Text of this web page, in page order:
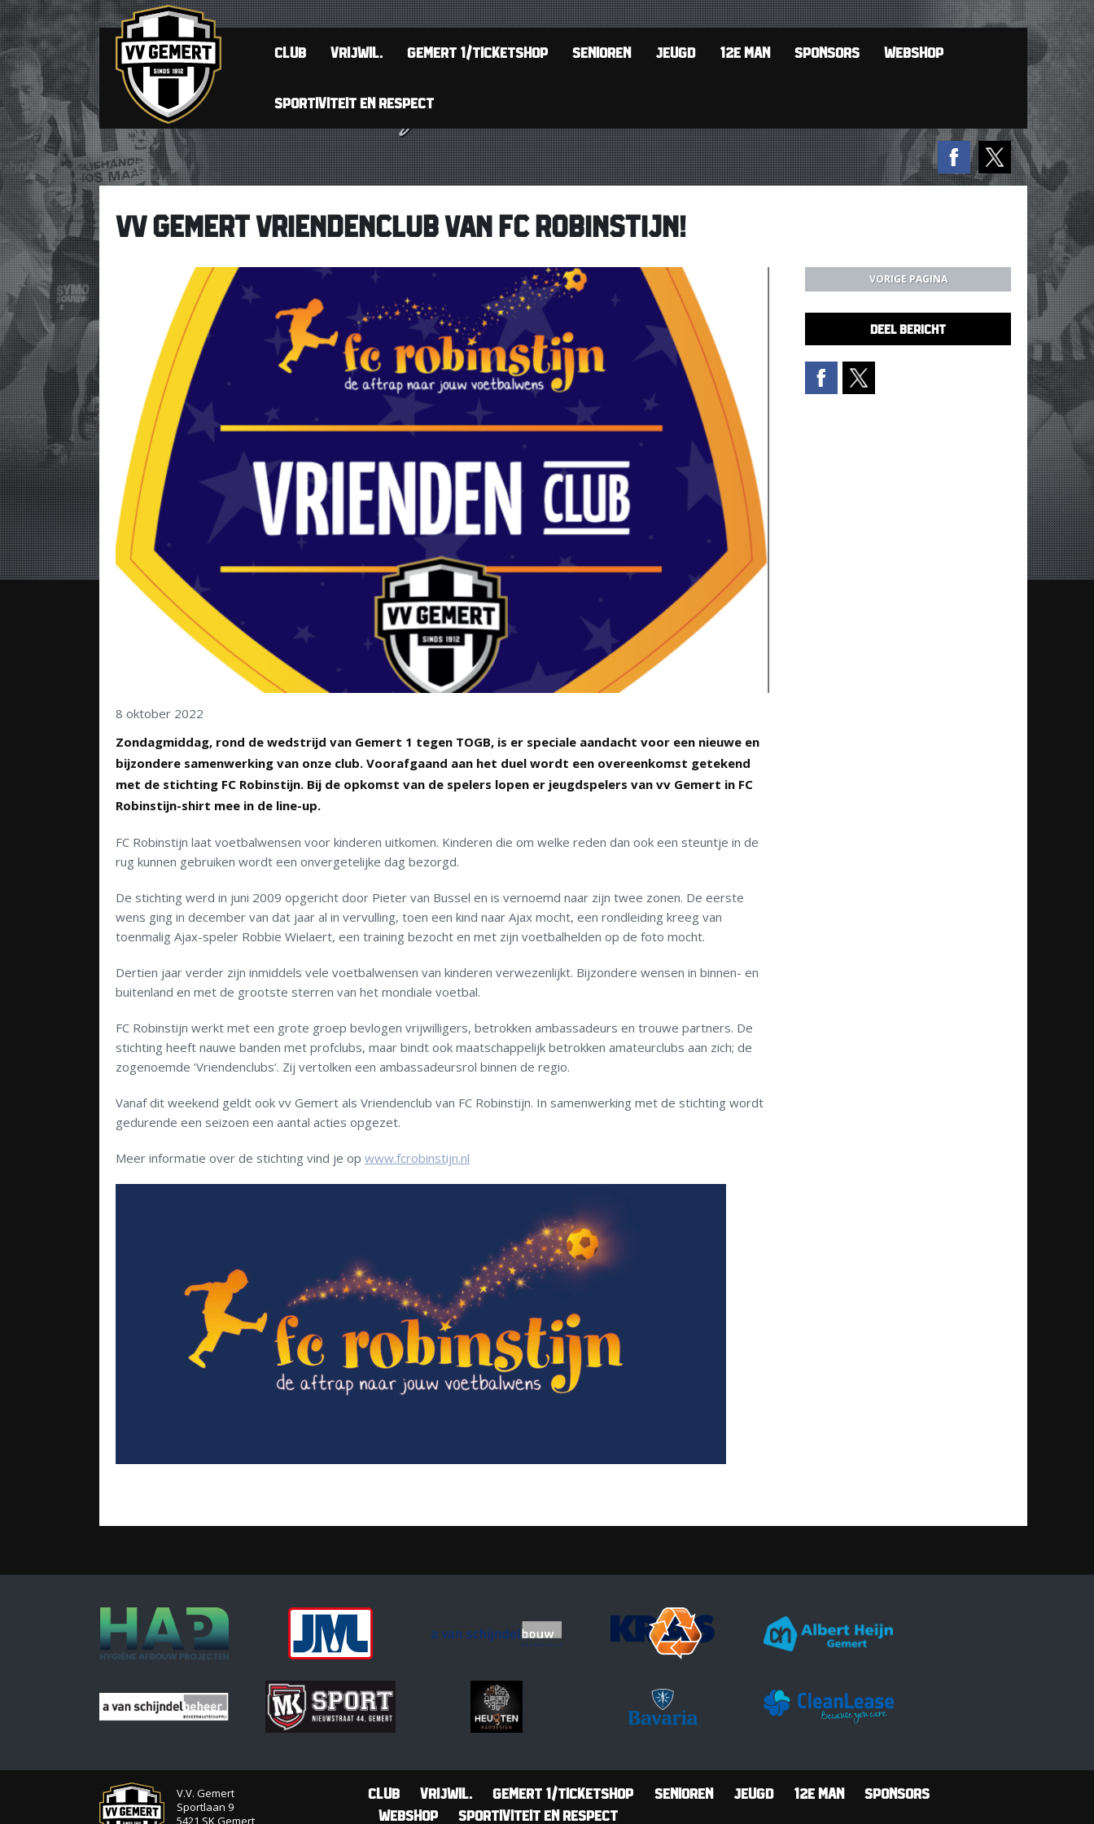
CLUB VRIJWIL. GEMERT 1/TICKETSHOP SENIOREN JEUGD 12E MAN SPONSORS WEBSHOP
SPORTIVITEIT EN RESPECT
VV GEMERT VRIENDENCLUB VAN FC ROBINSTIJN!
8 oktober 2022
Zondagmiddag, rond de wedstrijd van Gemert 1 tegen TOGB, is er speciale aandacht voor een nieuwe en
bijzondere samenwerking van onze club. Voorafgaand aan het duel wordt een overeenkomst getekend
met de stichting FC Robinstijn. Bij de opkomst van de spelers lopen er jeugdspelers van vv Gemert in FC
Robinstijn-shirt mee in de line-up.
FC Robinstijn laat voetbalwensen voor kinderen uitkomen. Kinderen die om welke reden dan ook een steuntje in de
rug kunnen gebruiken wordt een onvergetelijke dag bezorgd.
De stichting werd in juni 2009 opgericht door Pieter van Bussel en is vernoemd naar zijn twee zonen. De eerste
wens ging in december van dat jaar al in vervulling, toen een kind naar Ajax mocht, een rondleiding kreeg van
toenmalig Ajax-speler Robbie Wielaert, een training bezocht en met zijn voetbalhelden op de foto mocht.
Dertien jaar verder zijn inmiddels vele voetbalwensen van kinderen verwezenlijkt. Bijzondere wensen in binnen- en
buitenland en met de grootste sterren van het mondiale voetbal.
FC Robinstijn werkt met een grote groep bevlogen vrijwilligers, betrokken ambassadeurs en trouwe partners. De
stichting heeft nauwe banden met profclubs, maar bindt ook maatschappelijk betrokken amateurclubs aan zich; de
zogenoemde ‘Vriendenclubs’. Zij vertolken een ambassadeursrol binnen de regio.
Vanaf dit weekend geldt ook vv Gemert als Vriendenclub van FC Robinstijn. In samenwerking met de stichting wordt
gedurende een seizoen een aantal acties opgezet.
Meer informatie over de stichting vind je op www.fcrobinstijn.nl
VORIGE PAGINA
DEEL BERICHT
V.V. Gemert
Sportlaan 9
5421 SK Gemert
Club Vrijwil. Gemert 1/Ticketshop Senioren Jeugd 12e man
Sponsors
Webshop
Sportiviteit en Respect